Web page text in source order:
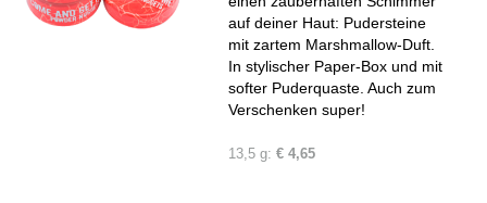
auf deiner Haut: Pudersteine
mit zartem Marshmallow-Duft.
In stylischer Paper-Box und mit
softer Puderquaste. Auch zum
Verschenken super!
13,5 g: € 4,65